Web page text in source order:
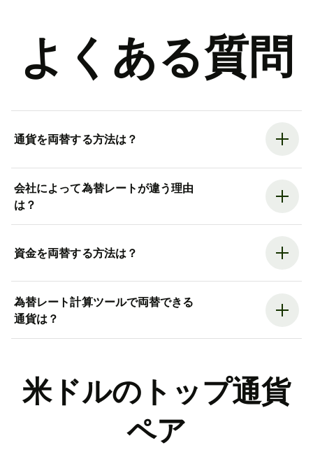
よくある質問
通貨を両替する方法は？
会社によって為替レートが違う理由
は？
資金を両替する方法は？
為替レート計算ツールで両替できる
通貨は？
米ドルのトップ通貨
ペア